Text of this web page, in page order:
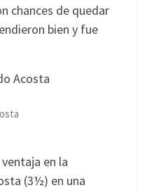
chances de quedar
bien y fue
en la
(3½) en una